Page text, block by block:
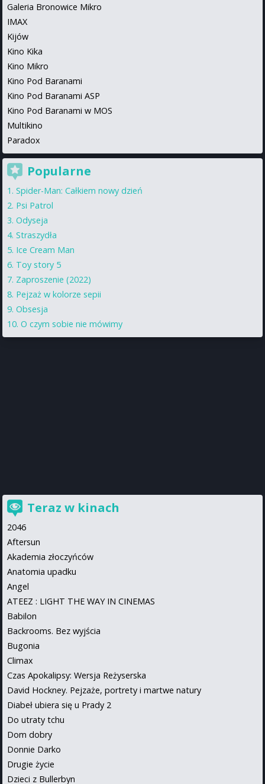
Galeria Bronowice Mikro
IMAX
Kijów
Kino Kika
Kino Mikro
Kino Pod Baranami
Kino Pod Baranami ASP
Kino Pod Baranami w MOS
Multikino
Paradox
Popularne
Spider-Man: Całkiem nowy dzień
Psi Patrol
Odyseja
Straszydła
Ice Cream Man
Toy story 5
Zaproszenie (2022)
Pejzaż w kolorze sepii
Obsesja
O czym sobie nie mówimy
Teraz w kinach
2046
Aftersun
Akademia złoczyńców
Anatomia upadku
Angel
ATEEZ : LIGHT THE WAY IN CINEMAS
Babilon
Backrooms. Bez wyjścia
Bugonia
Climax
Czas Apokalipsy: Wersja Reżyserska
David Hockney. Pejzaże, portrety i martwe natury
Diabeł ubiera się u Prady 2
Do utraty tchu
Dom dobry
Donnie Darko
Drugie życie
Dzieci z Bullerbyn